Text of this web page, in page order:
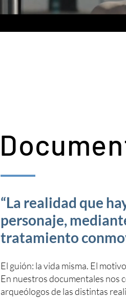
“La realidad que
personaje,
tratamiento
El guión: la vida misma. El
En nuestros documentales nos
arqueólogos de las distintas